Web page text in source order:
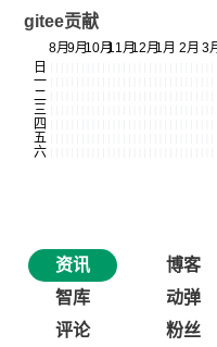
gitee贡献
资讯 博客
智库
动弹
评论
粉丝